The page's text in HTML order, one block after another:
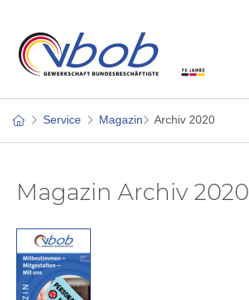
Service Magazin Archiv 2020
Magazin Archiv 2020